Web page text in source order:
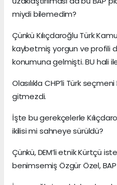
miydi bilemedim?
Çünkü Kılıçdaroğlu Türk
kaybetmiş yorgun ve profili
konumuna gelmişti. BU hali
Olasılıkla CHP’li Türk
gitmezdi.
İşte bu gerekçelerle
ikilisi mi sahneye sürüldü?
Çünkü, DEM’li etnik Kürtçü
benimsemiş Özgür Özel,